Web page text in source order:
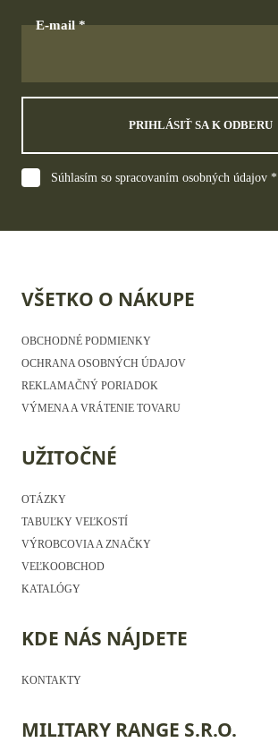
E-mail
PRIHLÁSIŤ SA K ODBERU
Súhlasím so spracovaním osobných údajov *
VŠETKO O NÁKUPE
OBCHODNÉ PODMIENKY
OCHRANA OSOBNÝCH ÚDAJOV
REKLAMAČNÝ PORIADOK
VÝMENA A VRÁTENIE TOVARU
UŽITOČNÉ
OTÁZKY
TABUĽKY VEĽKOSTÍ
VÝROBCOVIA A ZNAČKY
VEĽKOOBCHOD
KATALÓGY
KDE NÁS NÁJDETE
KONTAKTY
MILITARY RANGE S.R.O.